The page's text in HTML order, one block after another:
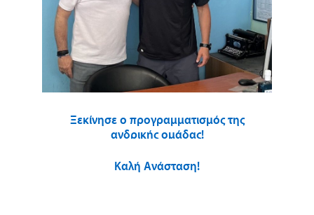
Ξεκίνησε ο προγραμματισμός της
ανδρικής ομάδας!
Καλή Ανάσταση!